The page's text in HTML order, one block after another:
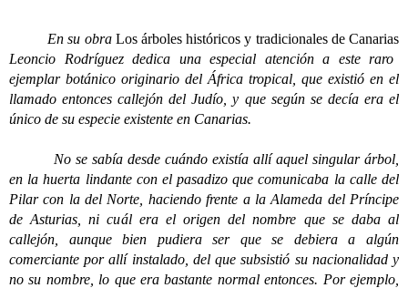
En su obra Los árboles históricos y tradicionales de Canarias
Leoncio Rodríguez dedica una especial atención a este raro
ejemplar botánico originario del África tropical, que existió en el
llamado entonces callejón del Judío, y que según se decía era el
único de su especie existente en Canarias.
No se sabía desde cuándo existía allí aquel singular árbol,
en la huerta lindante con el pasadizo que comunicaba la calle del
Pilar con la del Norte, haciendo frente a la Alameda del Príncipe
de Asturias, ni cuál era el origen del nombre que se daba al
callejón, aunque bien pudiera ser que se debiera a algún
comerciante por allí instalado, del que subsistió su nacionalidad y
no su nombre, lo que era bastante normal entonces. Por ejemplo,